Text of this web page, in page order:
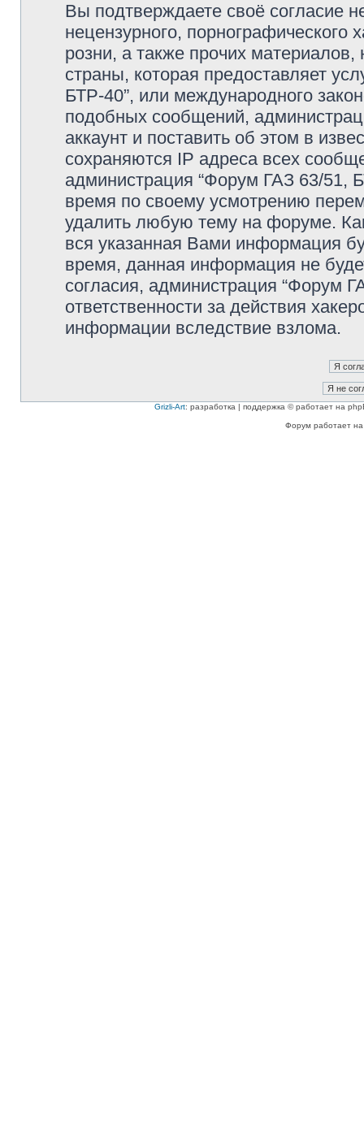
Вы подтверждаете своё согласие
нецензурного, порнографического
розни, а также прочих
страны, которая предоставляет
БТР-40”, или международного
подобных сообщений,
аккаунт и поставить об этом в
сохраняются IP адреса всех
администрация “Форум ГАЗ 63/51,
время по своему усмотрению
удалить любую тему на форуме.
вся указанная Вами информация
время, данная информация не
согласия, администрация “Форум
ответственности за действия
информации вследствие взлома.
Grizli-Art: разработка | поддержка © работает на
Форум работает